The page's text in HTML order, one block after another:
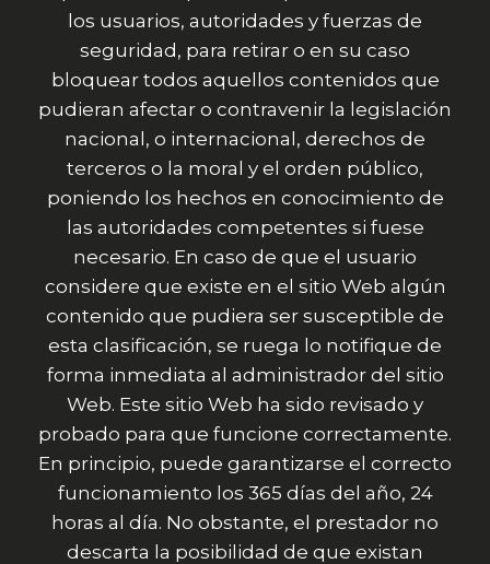
los usuarios, autoridades y fuerzas de
seguridad, para retirar o en su caso
bloquear todos aquellos contenidos que
pudieran afectar o contravenir la legislación
nacional, o internacional, derechos de
terceros o la moral y el orden público,
poniendo los hechos en conocimiento de
las autoridades competentes si fuese
necesario. En caso de que el usuario
considere que existe en el sitio Web algún
contenido que pudiera ser susceptible de
esta clasificación, se ruega lo notifique de
forma inmediata al administrador del sitio
Web. Este sitio Web ha sido revisado y
probado para que funcione correctamente.
En principio, puede garantizarse el correcto
funcionamiento los 365 días del año, 24
horas al día. No obstante, el prestador no
descarta la posibilidad de que existan